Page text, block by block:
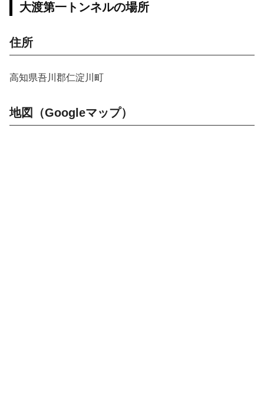
大渡第一トンネルの場所
住所
高知県吾川郡仁淀川町
地図（Googleマップ）